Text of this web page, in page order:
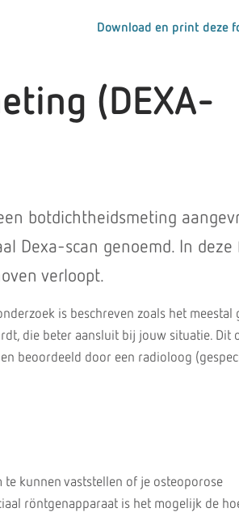
Download en print deze
(DEXA-
botdichtheidsmeting
Dexa-scan genoemd. In deze
verloopt.
is beschreven zoals het meestal
die beter aansluit bij jouw situatie. Dit
beoordeeld door een radioloog
kunnen vaststellen of je osteoporose
röntgenapparaat is het mogelijk de